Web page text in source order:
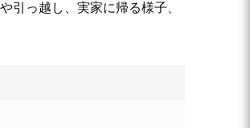
引っ越し、実家に帰る様子、